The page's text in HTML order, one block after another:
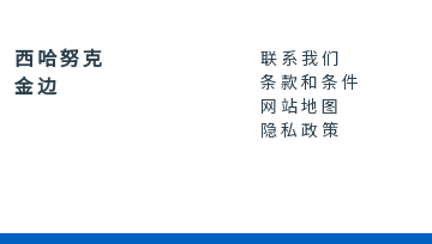
西哈努克
金边
联系我们
条款和条件
网站地图
隐私政策